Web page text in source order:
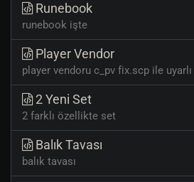
Runebook
runebook işte
Player Vendor
player vendoru c_pv fix.scp ile uyarlı
2 Yeni Set
2 farklı özellikte set
Balık Tavası
balık tavası